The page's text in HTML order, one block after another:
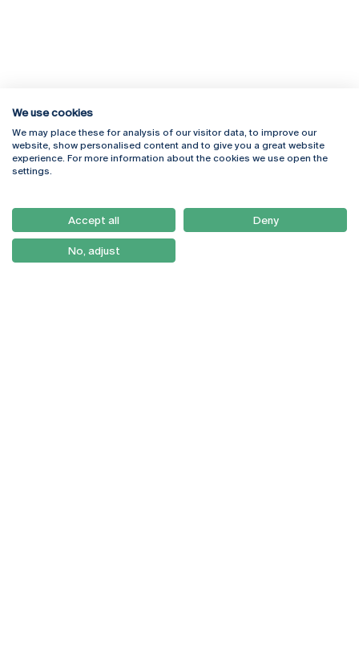
Rua Diogo Botelho 1327
4169-005 Porto
+351 226 196 240
Campus Online
Webmail
Como Chegar
Newsletter
We use cookies
We may place these for analysis of our visitor data, to improve our
website, show personalised content and to give you a great website
experience. For more information about the cookies we use open the
settings.
Accept all Deny
No, adjust